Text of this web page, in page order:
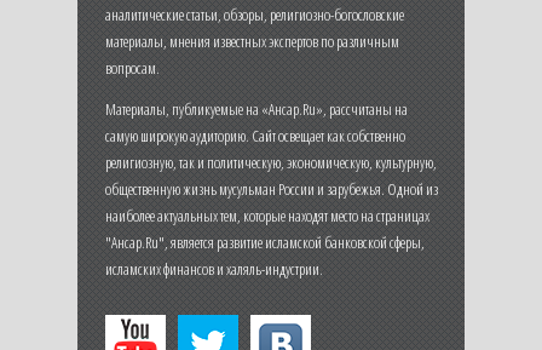
аналитические статьи, обзоры, религиозно-богословские
материалы, мнения известных экспертов по различным
вопросам.
Материалы, публикуемые на «Ансар.Ru», рассчитаны на
самую широкую аудиторию. Сайт освещает как собственно
религиозную, так и политическую, экономическую, культурную,
общественную жизнь мусульман России и зарубежья. Одной из
наиболее актуальных тем, которые находят место на страницах
"Ансар.Ru", является развитие исламской банковской сферы,
исламских финансов и халяль-индустрии.